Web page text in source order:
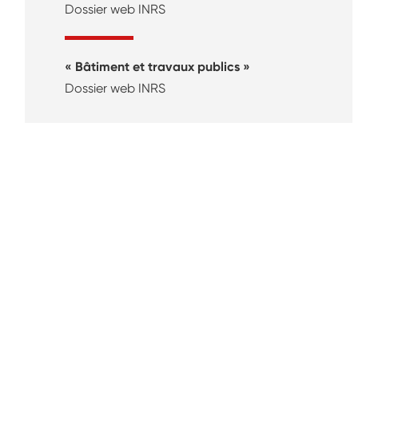
Dossier web INRS
Bâtiment et travaux publics
Dossier web INRS